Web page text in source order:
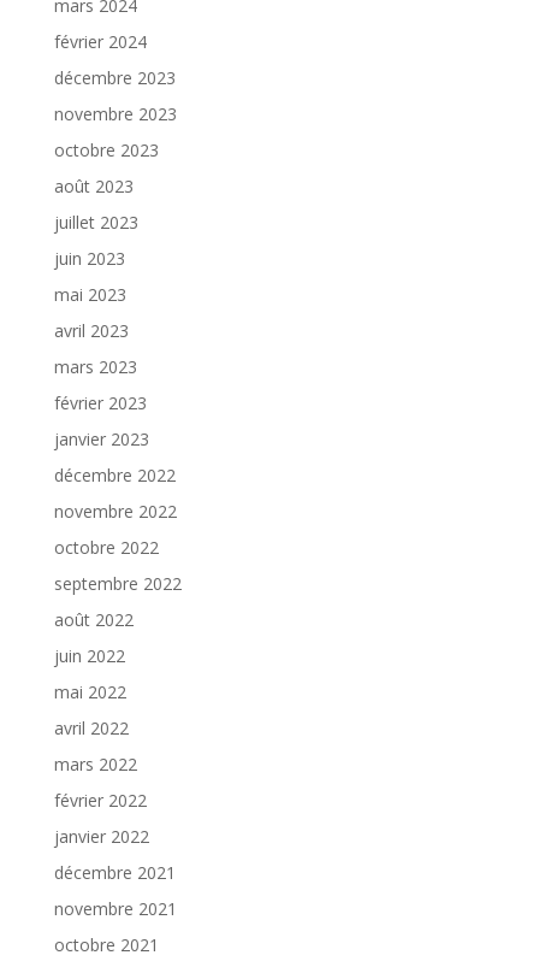
mars 2024
février 2024
décembre 2023
novembre 2023
octobre 2023
août 2023
juillet 2023
juin 2023
mai 2023
avril 2023
mars 2023
février 2023
janvier 2023
décembre 2022
novembre 2022
octobre 2022
septembre 2022
août 2022
juin 2022
mai 2022
avril 2022
mars 2022
février 2022
janvier 2022
décembre 2021
novembre 2021
octobre 2021